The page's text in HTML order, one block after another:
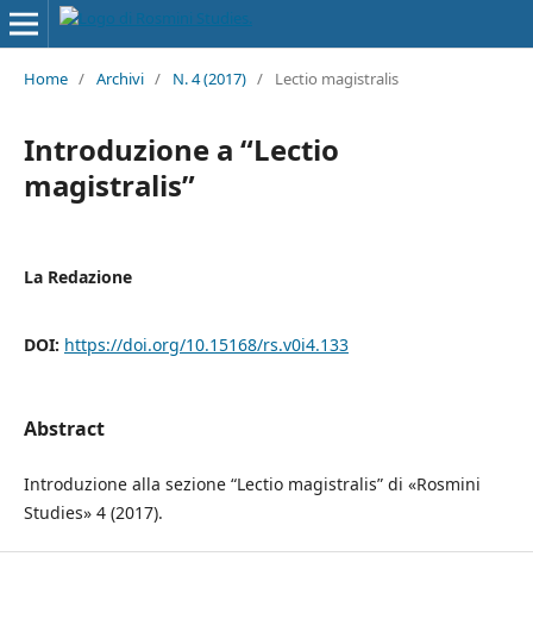
Home / Archivi / N. 4 (2017) / Lectio magistralis
Introduzione a “Lectio
magistralis”
La Redazione
DOI: https://doi.org/10.15168/rs.v0i4.133
Abstract
Introduzione alla sezione “Lectio magistralis” di «Rosmini
Studies» 4 (2017).